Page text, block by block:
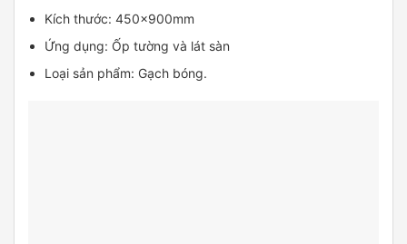
Kích thước: 450x900mm
Ứng dụng: Ốp tường và lát sàn
Loại sản phẩm: Gạch bóng.